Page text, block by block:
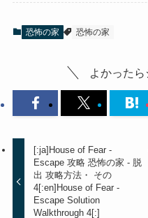
恐怖の家 恐怖の家
よかったら
[:ja]House of Fear -
Escape 攻略 恐怖の家 - 脱
出 攻略方法・ その
4[:en]House of Fear -
Escape Solution
Walkthrough 4[:]